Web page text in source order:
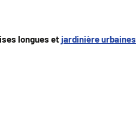
longues etjardinière urbaines